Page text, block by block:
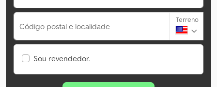
Código postal e localidade
Terreno
Sou revendedor.